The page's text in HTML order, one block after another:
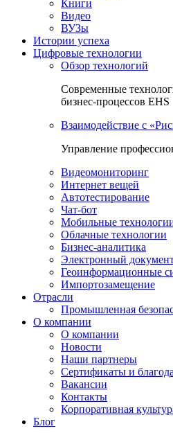
Книги
Видео
ВУЗы
Истории успеха
Цифровые технологии
Обзор технологий
Современные
бизнес-процессов EHS
Взаимодействие с
Управление
Видеомониторинг
Интернет вещей
Автотестирование
Чат-бот
Мобильные
Облачные технологии
Бизнес-аналитика
Электронный
Геоинформационные
Импортозамещение
Отрасли
Промышленная
О компании
О компании
Новости
Наши партнеры
Сертификаты и
Вакансии
Контакты
Корпоративная
Блог